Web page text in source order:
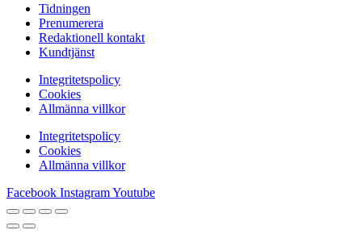
Tidningen
Prenumerera
Redaktionell kontakt
Kundtjänst
Integritetspolicy
Cookies
Allmänna villkor
Integritetspolicy
Cookies
Allmänna villkor
Facebook InstagramYoutube